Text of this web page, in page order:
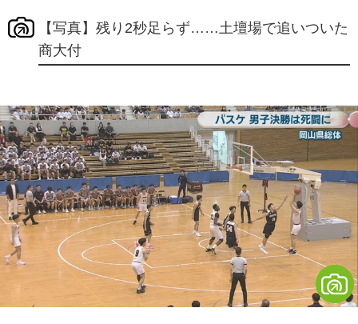
【写真】残り2秒足らず……土壇場で追いついた
商大付